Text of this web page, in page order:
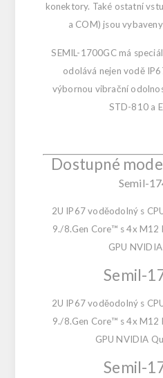
konektory. Také ostatní
a COM) jsou
SEMIL-1700GC má
odolává nejen vodě
výbornou vibrační
STD-810 a
Dostupné
Semil-
2U IP67 voděodolný s
9./8.Gen Core™ s 4x
GPU
Semil-
2U IP67 voděodolný s
9./8.Gen Core™ s 4x
GPU NVIDIA
Semil-